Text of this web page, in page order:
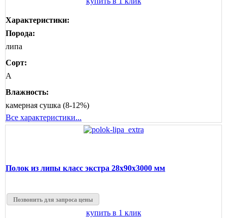
Характеристики:
Порода:
липа
Сорт:
А
Влажность:
камерная сушка (8-12%)
Все характеристики...
Полок из липы класс экстра 28x90x3000 мм
Позвонить для запроса цены
купить в 1 клик